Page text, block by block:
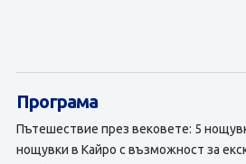
Програма
Пътешествие през вековете: 5
нощувки в Кайро с възможност за